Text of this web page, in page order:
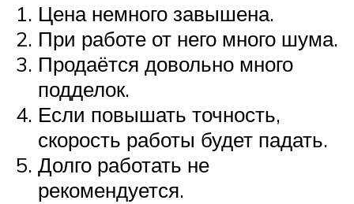
Цена немного завышена.
При работе от него много шума.
Продаётся довольно много
подделок.
Если повышать точность,
скорость работы будет падать.
Долго работать не
рекомендуется.